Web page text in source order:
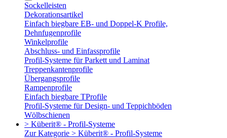
Sockelleisten
Dekorationsartikel
Einfach biegbare EB- und Doppel-K Profile,
Dehnfugenprofile
Winkelprofile
Abschluss- und Einfassprofile
Profil-Systeme für Parkett und Laminat
Treppenkantenprofile
Übergangsprofile
Rampenprofile
Einfach biegbare TProfile
Profil-Systeme für Design- und Teppichböden
Wölbschienen
> Küberit® - Profil-Systeme
Zur Kategorie > Küberit® - Profil-Systeme